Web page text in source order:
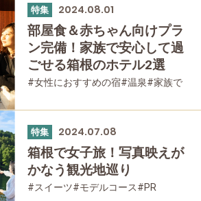
#母と娘で
特集 2024.08.01
部屋食＆赤ちゃん向けプラ
ン完備！家族で安心して過
ごせる箱根のホテル2選
#女性におすすめの宿#温泉#家族で
特集 2024.07.08
箱根で女子旅！写真映えが
かなう観光地巡り
#スイーツ#モデルコース#PR